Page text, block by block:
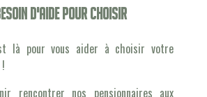
d'aide pour choisir
là pour vous aider à choisir votre
rencontrer nos pensionnaires aux